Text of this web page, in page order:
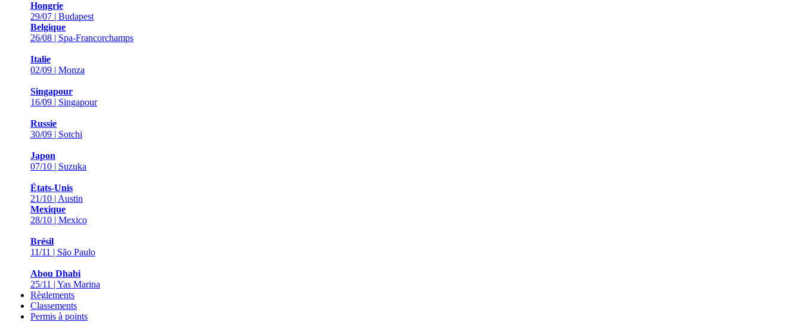
Hongrie
29/07 | Budapest
Belgique
26/08 | Spa-Francorchamps
Italie
02/09 | Monza
Singapour
16/09 | Singapour
Russie
30/09 | Sotchi
Japon
07/10 | Suzuka
États-Unis
21/10 | Austin
Mexique
28/10 | Mexico
Brésil
11/11 | São Paulo
Abou Dhabi
25/11 | Yas Marina
Règlements
Classements
Permis à points